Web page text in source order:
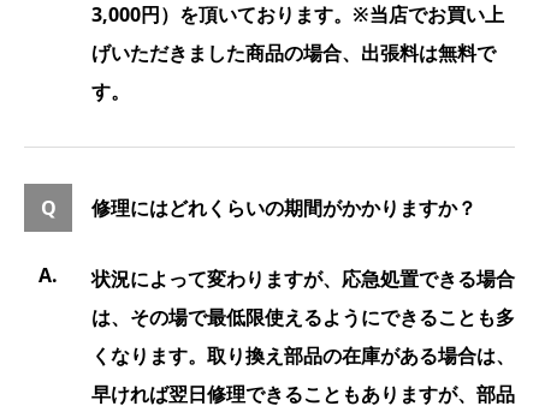
3,000円）を頂いております。※当店でお買い上
げいただきました商品の場合、出張料は無料で
す。
修理にはどれくらいの期間がかかりますか？
状況によって変わりますが、応急処置できる場合
は、その場で最低限使えるようにできることも多
くなります。取り換え部品の在庫がある場合は、
早ければ翌日修理できることもありますが、部品